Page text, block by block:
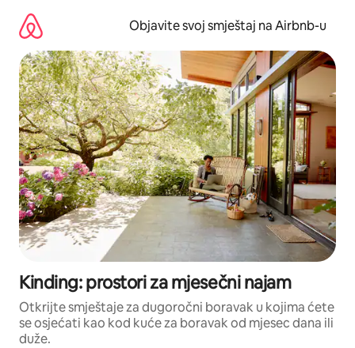
sadržaj
Objavite svoj smještaj na Airbnb-u
Kinding: prostori za mjesečni najam
Otkrijte smještaje za dugoročni boravak u kojima ćete
se osjećati kao kod kuće za boravak od mjesec dana ili
duže.